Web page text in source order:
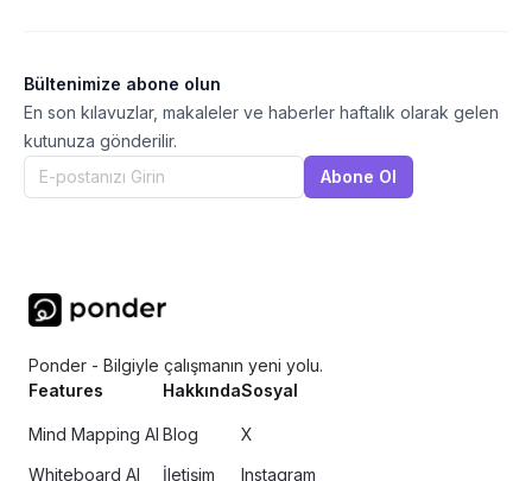
Bültenimize abone olun
En son kılavuzlar, makaleler ve haberler haftalık olarak gelen
kutunuza gönderilir.
Abone Ol
Ponder - Bilgiyle çalışmanın yeni yolu.
Features
Mind Mapping AI
Whiteboard AI
Hakkında
Blog
İletişim
Sosyal
X
Instagram